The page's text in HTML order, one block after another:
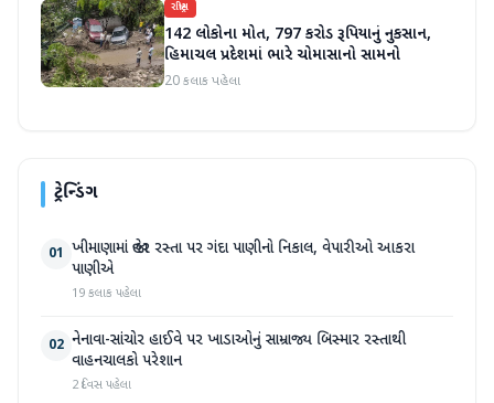
રાષ્ટ્રીય
142 લોકોના મોત, 797 કરોડ રૂપિયાનું નુકસાન,
હિમાચલ પ્રદેશમાં ભારે ચોમાસાનો સામનો
20 કલાક પહેલા
ટ્રેન્ડિંગ
01 ખીમાણામાં જાહેર રસ્તા પર ગંદા પાણીનો નિકાલ, વેપારીઓ આકરા
પાણીએ
19 કલાક પહેલા
02 નેનાવા-સાંચોર હાઈવે પર ખાડાઓનું સામ્રાજ્ય બિસ્માર રસ્તાથી
વાહનચાલકો પરેશાન
2 દિવસ પહેલા